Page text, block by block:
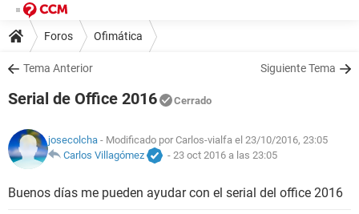
Foros Ofimática
Tema Anterior Siguiente Tema
Serial de Office 2016 Cerrado
josecolcha - Modificado por Carlos-vialfa el 23/10/2016, 23:05
Carlos Villagómez
- 23 oct 2016 a las 23:05
Buenos días me pueden ayudar con el serial del office 2016